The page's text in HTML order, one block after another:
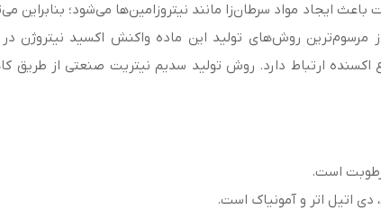
ایجاد مواد سرطان‌زا مانند نیتروزامین‌ها می‌شود؛
مرسوم‌ترین روش‌های تولید این ماده واکنش اکسید نیتروژن
اکسنده ارتباط دارد. روش تولید سدیم نیتریت صنعتی از طریق
است.
دی اتیل اتر و آمونیاک است.